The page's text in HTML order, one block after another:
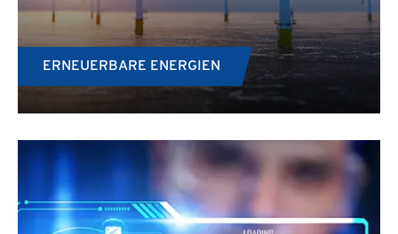
ERNEUERBARE ENERGIEN